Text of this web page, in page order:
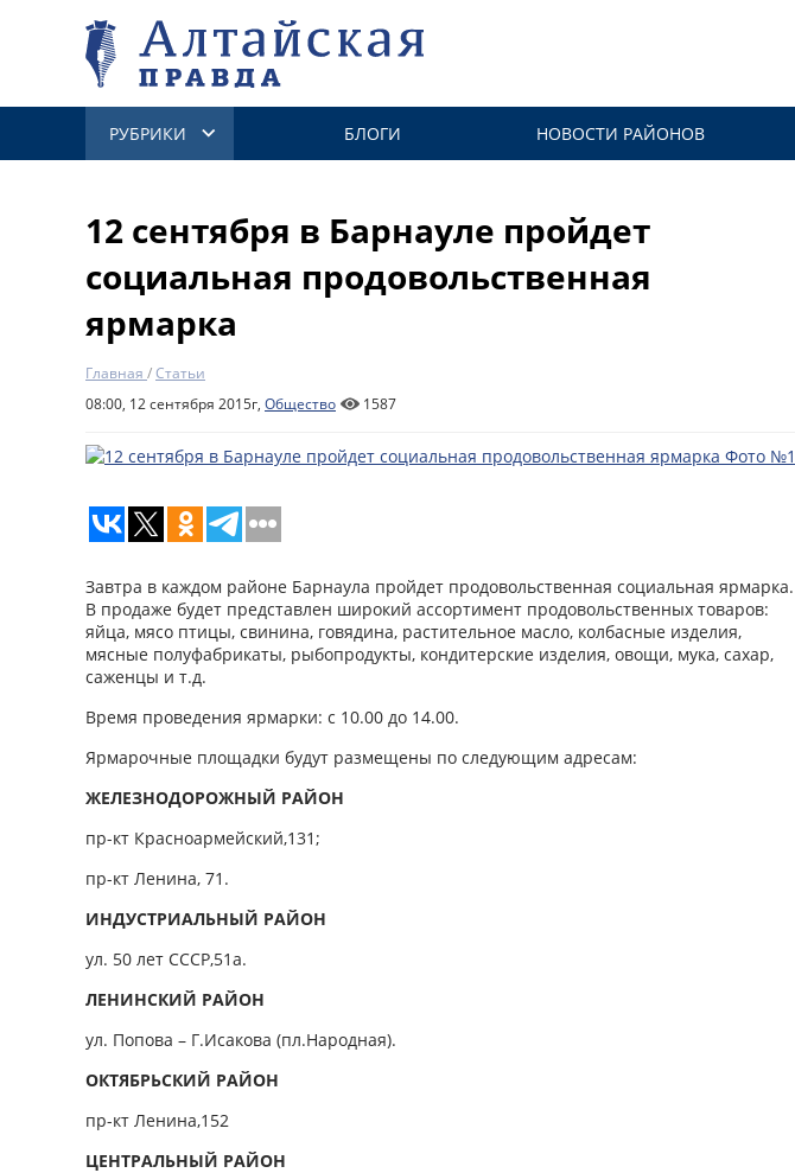
РУБРИКИ БЛОГИ НОВОСТИ РАЙОНОВ
12 сентября в Барнауле пройдет
социальная продовольственная
ярмарка
Главная /Статьи
08:00, 12 сентября 2015г, Общество 1587
Завтра в каждом районе Барнаула пройдет продовольственная социальная ярмарка.
В продаже будет представлен широкий ассортимент продовольственных товаров:
яйца, мясо птицы, свинина, говядина, растительное масло, колбасные изделия,
мясные полуфабрикаты, рыбопродукты, кондитерские изделия, овощи, мука, сахар,
саженцы и т.д.
Время проведения ярмарки: с 10.00 до 14.00.
Ярмарочные площадки будут размещены по следующим адресам:
ЖЕЛЕЗНОДОРОЖНЫЙ РАЙОН
пр-кт Красноармейский,131;
пр-кт Ленина, 71.
ИНДУСТРИАЛЬНЫЙ РАЙОН
ул. 50 лет СССР,51а.
ЛЕНИНСКИЙ РАЙОН
ул. Попова – Г.Исакова (пл.Народная).
ОКТЯБРЬСКИЙ РАЙОН
пр-кт Ленина,152
ЦЕНТРАЛЬНЫЙ РАЙОН